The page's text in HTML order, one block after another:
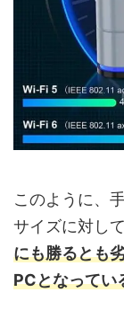
このように、
サイズに対して
にも勝るとも
PCとなってい